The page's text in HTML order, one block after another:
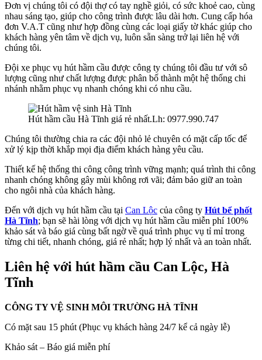
Đơn vị chúng tôi có đội thợ có tay nghề giỏi, có sức khoẻ cao, cùng
nhau sáng tạo, giúp cho công trình được lâu dài hơn. Cung cấp hóa
đơn V.A.T cũng như hợp đồng cùng các loại giấy tờ khác giúp cho
khách hàng yên tâm về dịch vụ, luôn sẵn sàng trở lại liên hệ với
chúng tôi.
Đội xe phục vụ hút hầm cầu được công ty chúng tôi đầu tư với sô
lượng cũng như chất lượng được phân bố thành một hệ thống chi
nhánh nhằm phục vụ nhanh chóng khi có nhu cầu.
Hút hầm cầu Hà Tĩnh giá rẻ nhất.Lh: 0977.990.747
Chúng tôi thường chia ra các đội nhỏ lẻ chuyên có mặt cấp tốc để
xử lý kịp thời khắp mọi địa điểm khách hàng yêu cầu.
Thiết kế hệ thống thi công công trình vững mạnh; quá trình thi công
nhanh chóng không gây mùi không rơi vãi; đảm bảo giữ an toàn
cho ngôi nhà của khách hàng.
Đến với dịch vụ hút hầm cầu tại Can Lộc của công ty Hút bể phốt
Hà Tĩnh; bạn sẽ hài lòng với dịch vụ hút hầm cầu miễn phí 100%
khảo sát và báo giá cùng bất ngờ về quá trình phục vụ tỉ mỉ trong
từng chi tiết, nhanh chóng, giá rẻ nhất; hợp lý nhất và an toàn nhất.
Liên hệ với hút hầm cầu Can Lộc, Hà
Tĩnh
CÔNG TY VỆ SINH MÔI TRƯỜNG HÀ TĨNH
Có mặt sau 15 phút (Phục vụ khách hàng 24/7 kể cả ngày lễ)
Khảo sát – Báo giá miễn phí